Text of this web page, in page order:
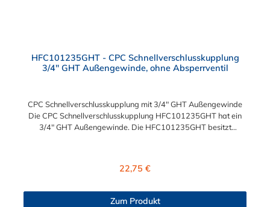
HFC101235GHT - CPC Schnellverschlusskupplung
3/4" GHT Außengewinde, ohne Absperrventil
CPC Schnellverschlusskupplung mit 3/4" GHT Außengewinde
Die CPC Schnellverschlusskupplung HFC101235GHT hat ein
3/4" GHT Außengewinde. Die HFC101235GHT besitzt
Betriebstemperatur: -40 °C bis 138 °C Sie können diese CPC
HFC12-, HFC35- und HFC57-Serie kombinieren.
Regulärer Preis:
22,75 €
Zum Produkt